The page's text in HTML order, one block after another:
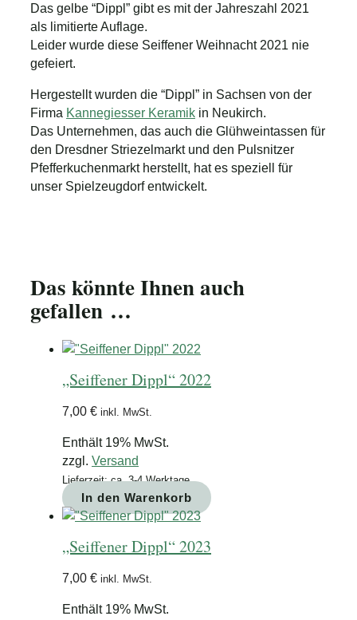
Das gelbe “Dippl” gibt es mit der Jahreszahl 2021
als limitierte Auflage.
Leider wurde diese Seiffener Weihnacht 2021 nie
gefeiert.
Hergestellt wurden die “Dippl” in Sachsen von der
Firma Kannegiesser Keramik in Neukirch.
Das Unternehmen, das auch die Glühweintassen für
den Dresdner Striezelmarkt und den Pulsnitzer
Pfefferkuchenmarkt herstellt, hat es speziell für
unser Spielzeugdorf entwickelt.
Das könnte Ihnen auch
gefallen …
„Seiffener Dippl“ 2022
7,00 € inkl. MwSt.
Enthält 19% MwSt.
zzgl. Versand
Lieferzeit: ca. 3-4 Werktage
In den Warenkorb
„Seiffener Dippl“ 2023
7,00 € inkl. MwSt.
Enthält 19% MwSt.